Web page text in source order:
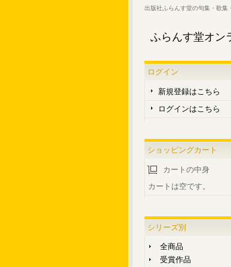
出版社ふらんす堂の句集・歌集
ふらんす堂オン
ログイン
新規登録はこちら
ログインはこちら
ショッピングカート
カートの中身
カートは空です。
シリーズ別
全商品
受賞作品